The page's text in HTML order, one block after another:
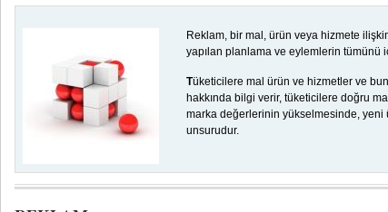
Reklam, bir mal, ürün veya hizmete
yapılan planlama ve eylemlerin tümünü
Tüketicilere mal ürün ve hizmetler ve
hakkında bilgi verir, tüketicilere doğru
marka değerlerinin yükselmesinde, yeni
unsurudur.